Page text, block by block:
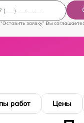
заявку" Вы
работ Цены